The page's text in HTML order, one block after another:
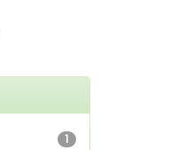
1